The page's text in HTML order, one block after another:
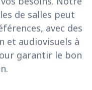
de salles peut
avec des
et audiovisuels à
garantir le bon